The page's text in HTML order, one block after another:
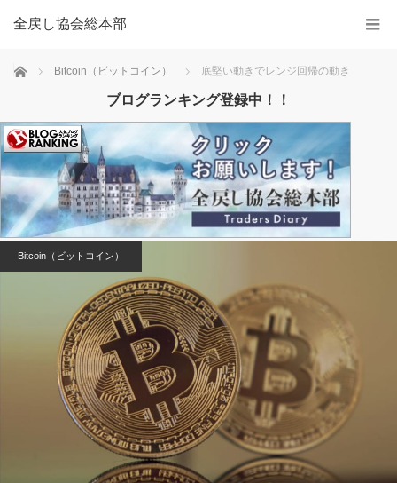
全戻し協会総本部
Home Bitcoin（ビットコイン） 底堅い動きでレンジ回帰の動き
ブログランキング登録中！！
Bitcoin（ビットコイン）